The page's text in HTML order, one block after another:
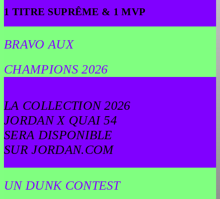
1 TITRE SUPRÊME & 1 MVP
BRAVO AUX
CHAMPIONS 2026
LA COLLECTION 2026
JORDAN X QUAI 54
SERA DISPONIBLE
SUR JORDAN.COM
UN DUNK CONTEST